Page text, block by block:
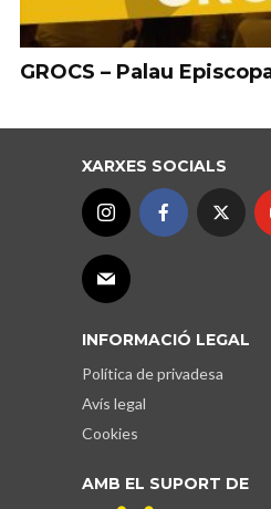
GROCS – Palau
XARXES SOCIALS
INFORMACIÓ LEGAL
Política de privadesa
Avís legal
Cookies
AMB EL SUPORT DE